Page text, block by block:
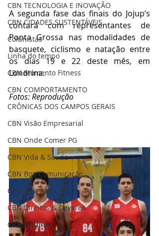
CBN TECNOLOGIA E INOVAÇÃO
CBN CIDADES SUSTENTÁVEIS
Colunistas
Linha do tempo
CBN Momento Fitness
CBN COMPORTAMENTO
CRÔNICAS DOS CAMPOS GERAIS
CBN Visão Empresarial
CBN Onde Comer PG
CBN Vida & Saúde
CBN Boa Comunicação
CBN Vida Ativa
CBN Direitos & Deveres
CBN Destinos
A segunda fase das finais do Jojup’s
contará com representantes de
Ponta Grossa nas modalidades de
basquete, ciclismo e natação entre
os dias 19 e 22 deste mês, em
Londrina.
Fotos: Reprodução